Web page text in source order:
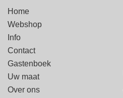
Home
Webshop
Info
Contact
Gastenboek
Uw maat
Over ons